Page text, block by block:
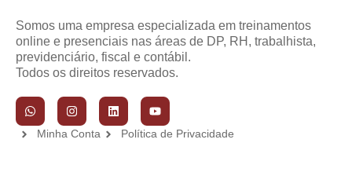
Somos uma empresa especializada em treinamentos
online e presenciais nas áreas de DP, RH, trabalhista,
previdenciário, fiscal e contábil.
Todos os direitos reservados.
Minha Conta Política de Privacidade